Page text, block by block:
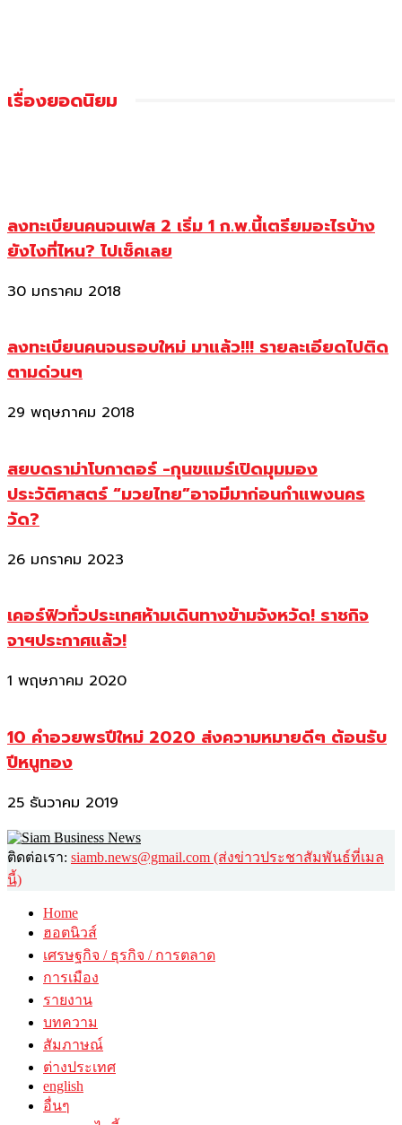
เรื่องยอดนิยม
ลงทะเบียนคนจนเฟส 2 เริ่ม 1 ก.พ.นี้เตรียมอะไรบ้าง
ยังไงที่ไหน? ไปเช็คเลย
30 มกราคม 2018
ลงทะเบียนคนจนรอบใหม่ มาแล้ว!!! รายละเอียดไปติด
ตามด่วนๆ
29 พฤษภาคม 2018
สยบดราม่าโบกาตอร์ -กุนขแมร์เปิดมุมมอง
ประวัติศาสตร์ “มวยไทย”อาจมีมาก่อนกำแพงนคร
วัด?
26 มกราคม 2023
เคอร์ฟิวทั่วประเทศห้ามเดินทางข้ามจังหวัด! ราชกิจ
จาฯประกาศแล้ว!
1 พฤษภาคม 2020
10 คำอวยพรปีใหม่ 2020 ส่งความหมายดีๆ ต้อนรับ
ปีหนูทอง
25 ธันวาคม 2019
ติดต่อเรา: siamb.news@gmail.com (ส่งข่าวประชาสัมพันธ์ที่เมล
นี้)
Home
ฮอตนิวส์
เศรษฐกิจ / ธุรกิจ / การตลาด
การเมือง
รายงาน
บทความ
สัมภาษณ์
ต่างประเทศ
english
อื่นๆ